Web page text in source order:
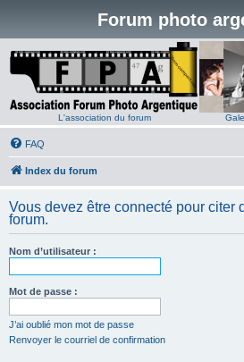
Forum photo
L'association du forum
FAQ
Index du forum
Vous devez être connecté pour citer
forum.
Nom d’utilisateur :
Mot de passe :
J’ai oublié mon mot de passe
Renvoyer le courriel de confirmation